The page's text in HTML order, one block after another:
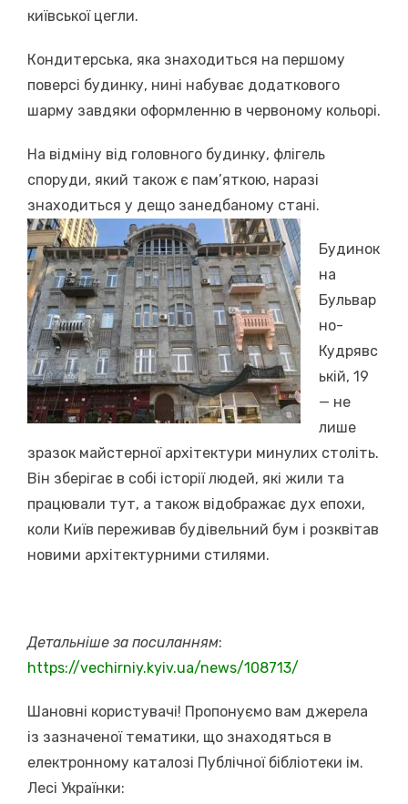
київської цегли.
Кондитерська, яка знаходиться на першому
поверсі будинку, нині набуває додаткового
шарму завдяки оформленню в червоному кольорі.
На відміну від головного будинку, флігель
споруди, який також є пам’яткою, наразі
знаходиться у дещо занедбаному стані.
Будинок
на
Бульвар
но-
Кудрявс
ькій, 19
— не
лише
зразок майстерної архітектури минулих століть.
Він зберігає в собі історії людей, які жили та
працювали тут, а також відображає дух епохи,
коли Київ переживав будівельний бум і розквітав
новими архітектурними стилями.
Детальніше за посиланням:
https://vechirniy.kyiv.ua/news/108713/
Шановні користувачі! Пропонуємо вам джерела
із зазначеної тематики, що знаходяться в
електронному каталозі Публічної бібліотеки ім.
Лесі Українки: